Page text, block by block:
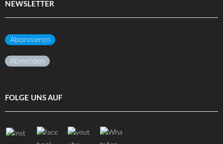
NEWSLETTER
Abonnieren
Abmelden
FOLGE UNS AUF